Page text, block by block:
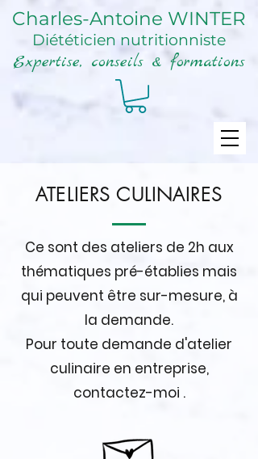
Charles-Antoine WINTER
Diététicien nutritionniste
Expertise, conseils & formations
ATELIERS CULINAIRES
Ce sont des ateliers de 2h aux
thématiques pré-établies mais
qui peuvent être sur-mesure, à
la demande.
Pour toute demande d'atelier
culinaire en entreprise,
contactez-moi .